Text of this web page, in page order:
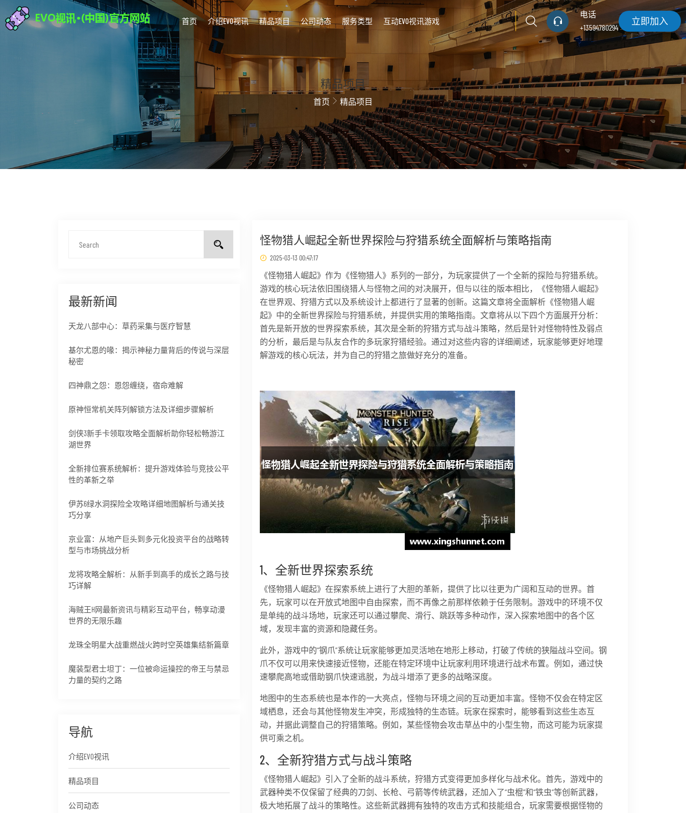
首页 介绍EVO视讯 精品项目 公司动态 服务类型 互动EVO视讯游戏
电话
+13594780294
立即加入
精品项目
首页 精品项目
最新新闻
天龙八部中心：草药采集与医疗智慧
基尔尤恩的喙：揭示神秘力量背后的传说与深层
秘密
四神鼎之怨：恩怨缠绕，宿命难解
原神恒常机关阵列解锁方法及详细步骤解析
剑侠3新手卡领取攻略全面解析助你轻松畅游江
湖世界
全新排位赛系统解析：提升游戏体验与竞技公平
性的革新之举
伊苏6绿水洞探险全攻略详细地图解析与通关技
巧分享
京业富：从地产巨头到多元化投资平台的战略转
型与市场挑战分析
龙将攻略全解析：从新手到高手的成长之路与技
巧详解
海贼王H网最新资讯与精彩互动平台，畅享动漫
世界的无限乐趣
龙珠全明星大战重燃战火跨时空英雄集结新篇章
魔装型君士坦丁：一位被命运操控的帝王与禁忌
力量的契约之路
导航
介绍EVO视讯
精品项目
公司动态
怪物猎人崛起全新世界探险与狩猎系统全面解析与策略指南
2025-03-13 00:47:17
《怪物猎人崛起》作为《怪物猎人》系列的一部分，为玩家提供了一个全新的探险与狩猎系统。
游戏的核心玩法依旧围绕猎人与怪物之间的对决展开，但与以往的版本相比，《怪物猎人崛起》
在世界观、狩猎方式以及系统设计上都进行了显著的创新。这篇文章将全面解析《怪物猎人崛
起》中的全新世界探险与狩猎系统，并提供实用的策略指南。文章将从以下四个方面展开分析：
首先是新开放的世界探索系统，其次是全新的狩猎方式与战斗策略，然后是针对怪物特性及弱点
的分析，最后是与队友合作的多玩家狩猎经验。通过对这些内容的详细阐述，玩家能够更好地理
解游戏的核心玩法，并为自己的狩猎之旅做好充分的准备。
1、全新世界探索系统
《怪物猎人崛起》在探索系统上进行了大胆的革新，提供了比以往更为广阔和互动的世界。首
先，玩家可以在开放式地图中自由探索，而不再像之前那样依赖于任务限制。游戏中的环境不仅
是单纯的战斗场地，玩家还可以通过攀爬、滑行、跳跃等多种动作，深入探索地图中的各个区
域，发现丰富的资源和隐藏任务。
此外，游戏中的“钢爪”系统让玩家能够更加灵活地在地形上移动，打破了传统的狭隘战斗空间。钢
爪不仅可以用来快速接近怪物，还能在特定环境中让玩家利用环境进行战术布置。例如，通过快
速攀爬高地或借助钢爪快速逃脱，为战斗增添了更多的战略深度。
地图中的生态系统也是本作的一大亮点，怪物与环境之间的互动更加丰富。怪物不仅会在特定区
域栖息，还会与其他怪物发生冲突，形成独特的生态链。玩家在探索时，能够看到这些生态互
动，并据此调整自己的狩猎策略。例如，某些怪物会攻击草丛中的小型生物，而这可能为玩家提
供可乘之机。
2、全新狩猎方式与战斗策略
《怪物猎人崛起》引入了全新的战斗系统，狩猎方式变得更加多样化与战术化。首先，游戏中的
武器种类不仅保留了经典的刀剑、长枪、弓箭等传统武器，还加入了“虫棍”和“铁虫”等创新武器，
极大地拓展了战斗的策略性。这些新武器拥有独特的攻击方式和技能组合，玩家需要根据怪物的